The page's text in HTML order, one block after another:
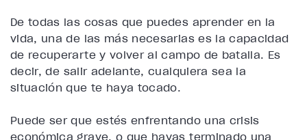
De todas las cosas que puedes aprender en la
vida, una de las más necesarias es la capacidad
de recuperarte y volver al campo de batalla. Es
decir, de salir adelante, cualquiera sea la
situación que te haya tocado.
Puede ser que estés enfrentando una crisis
económica grave, o que hayas terminado una